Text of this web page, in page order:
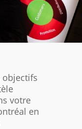
objectifs
votre
en